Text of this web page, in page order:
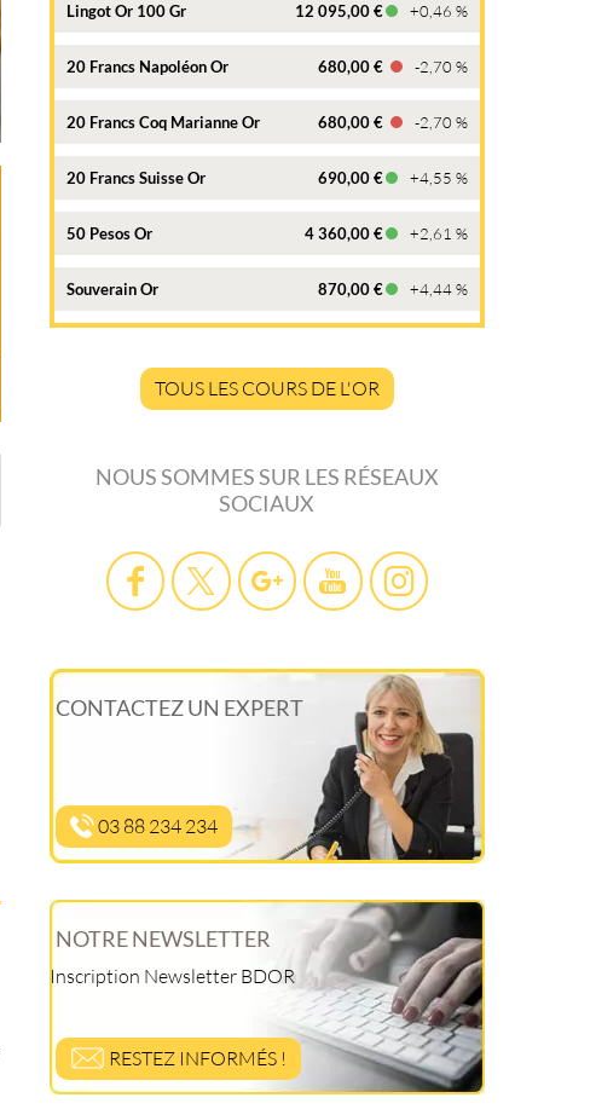
Lingot Or 100 Gr 12 095,00 € +0,46 %
20 Francs Napoléon Or 680,00 € -2,70 %
20 Francs Coq Marianne Or 680,00 € -2,70 %
20 Francs Suisse Or 690,00 € +4,55 %
50 Pesos Or 4 360,00 € +2,61 %
Souverain Or 870,00 € +4,44 %
TOUS LES COURS DE L'OR
NOUS SOMMES SUR LES RÉSEAUX
SOCIAUX
CONTACTEZ UN EXPERT
03 88 234 234
NOTRE NEWSLETTER
Inscription Newsletter BDOR
RESTEZ INFORMÉS !